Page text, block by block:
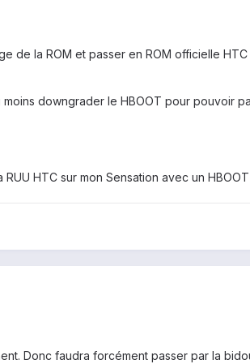
de la ROM et passer en ROM officielle
downgrader le HBOOT pour pouvoir
HTC sur mon Sensation avec un
Donc faudra forcément passer par la